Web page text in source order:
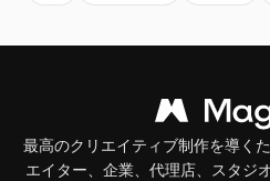
最高のクリエイティブ制作を導く
エイター、企業、代理店、スタジ